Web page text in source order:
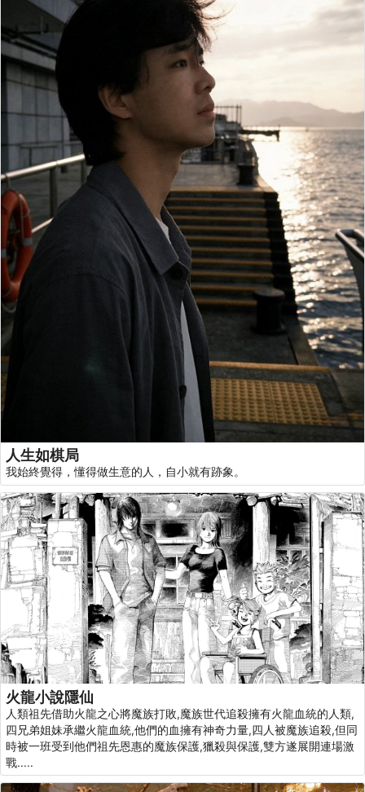
人生如棋局
我始終覺得，懂得做生意的人，自小就有跡象。
火龍小說隱仙
人類祖先借助火龍之心將魔族打敗,魔族世代追殺擁有火龍血統的人類,
四兄弟姐妹承繼火龍血統,他們的血擁有神奇力量,四人被魔族追殺,但同
時被一班受到他們祖先恩惠的魔族保護,獵殺與保護,雙方遂展開連場激
戰.....